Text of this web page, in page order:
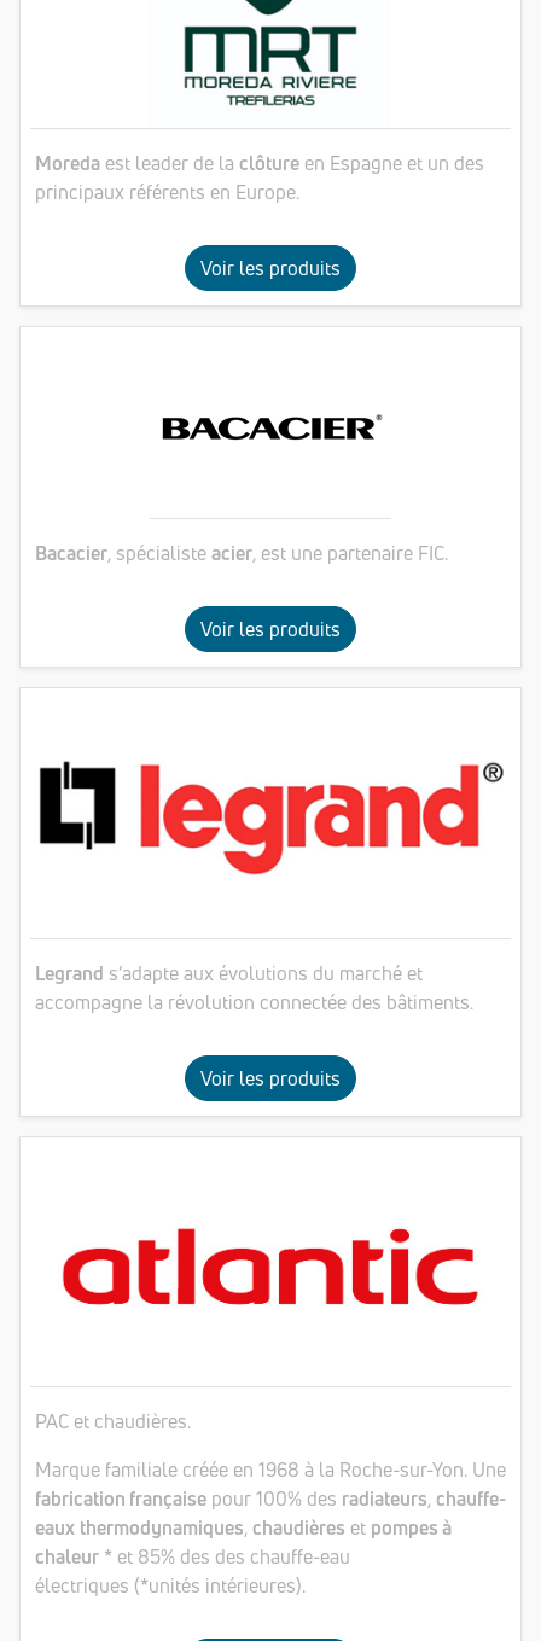
Moreda est leader de la clôture en Espagne et un des
principaux référents en Europe.
Voir les produits
Bacacier, spécialisteacier, est une partenaire FIC.
Voir les produits
Legrand s’adapte aux évolutions du marché et
accompagne la révolution connectée des bâtiments.
Voir les produits
PAC et chaudières.
Marque familiale créée en 1968 à la Roche-sur-Yon. Une
fabrication française pour 100% des radiateurs, chauffe-
eaux thermodynamiques, chaudières et pompes à
chaleur * et 85% des des chauffe-eau
électriques (*unités intérieures).